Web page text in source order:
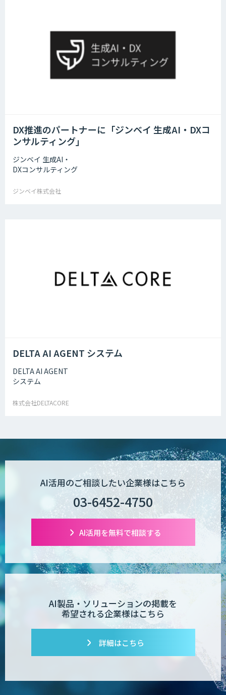
DX推進のパートナーに「ジンベイ 生成AI・DXコ
ンサルティング」
ジンベイ 生成AI・
DXコンサルティング
ジンベイ株式会社
DELTA AI AGENT システム
DELTA AI AGENT
システム
株式会社DELTACORE
AI活用のご相談したい企業様はこちら
03-6452-4750
AI活用を無料で相談する
AI製品・ソリューションの掲載を
希望される企業様はこちら
詳細はこちら